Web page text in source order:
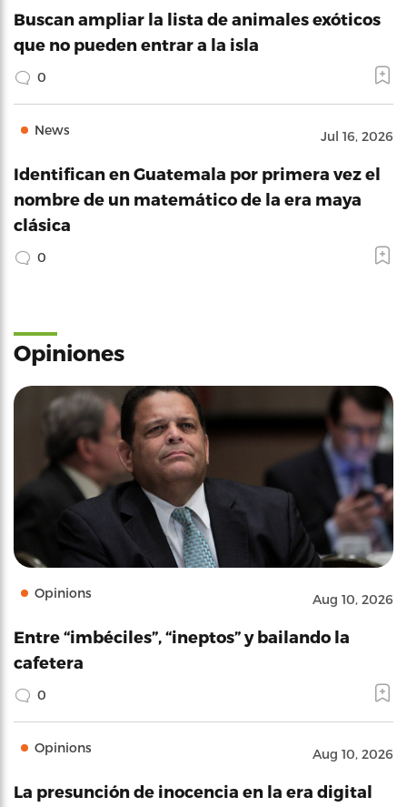
Buscan ampliar la lista de animales exóticos
que no pueden entrar a la isla
0
News Jul 16, 2026
Identifican en Guatemala por primera vez el
nombre de un matemático de la era maya
clásica
0
Opiniones
Opinions Aug 10, 2026
Entre “imbéciles”, “ineptos” y bailando la
cafetera
0
Opinions Aug 10, 2026
La presunción de inocencia en la era digital